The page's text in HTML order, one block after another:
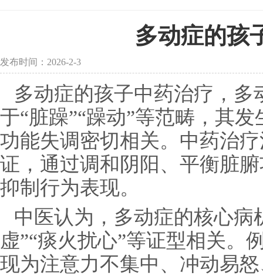
多动症的孩
发布时间：2026-2-3
多动症的孩子中药治疗，
于“脏躁”“躁动”等范畴，其
功能失调密切相关。中药治
证，通过调和阴阳、平衡脏
抑制行为表现。
中医认为，多动症的核心病
虚”“痰火扰心”等证型相关。
现为注意力不集中、冲动易